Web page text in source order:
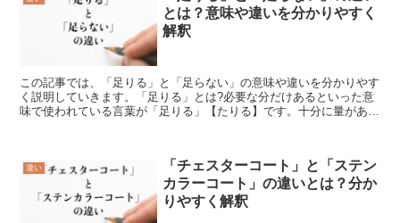
とは？意味や違いを分かりやすく
解釈
この記事では、「足りる」と「足らない」の意味や違いを分かりやす
く説明していきます。「足りる」とは?必要な分だけあるといった意
味で使われている言葉が「足りる」【たりる】です。十分に量がある
違い
「チェスターコート」と「ステン
カラーコート」の違いとは？分か
りやすく解釈